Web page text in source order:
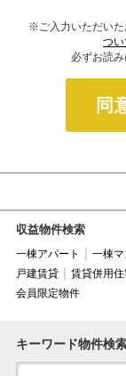
※ご入力いただいた
つい
必ずお読
同
収益物件検索
一棟アパート 一棟
戸建賃貸
賃貸併用
会員限定物件
キーワード物件検